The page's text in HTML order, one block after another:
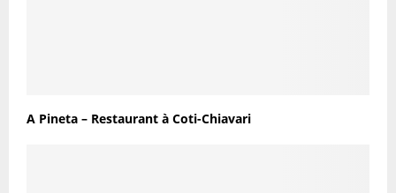
A Pineta – Restaurant à Coti-Chiavari